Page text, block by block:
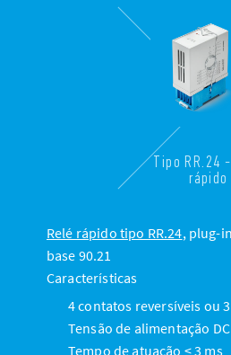
Tipo RR.24
rápido
Relé rápido tipo RR.24, plug-
base 90.21
Características
4 contatos reversíveis ou
Tensão de alimentação DC
Tempo de atuação ≤ 3 ms